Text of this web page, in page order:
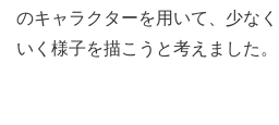
のキャラクターを用いて、少な
いく様子を描こうと考えました。